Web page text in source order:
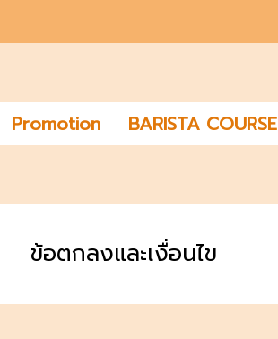
Promotion BARISTA COURSE
ข้อตกลงและเงื่อนไข